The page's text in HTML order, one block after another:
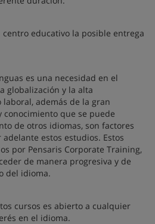
educativo la posible entrega
es una necesidad en el
globalización y la alta
además de la gran
que se puede
de otros idiomas, son factores
estos estudios. Estos
por Pensaris Corporate Training,
de manera progresiva y de
del idioma.
cursos es abierto a cualquier
en el idioma.